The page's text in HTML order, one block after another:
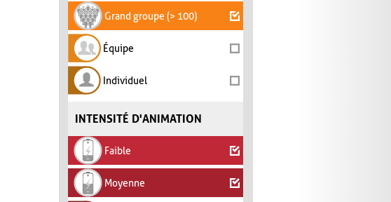
Grand groupe (> 100)
Équipe
Individuel
INTENSITÉ D'ANIMATION
Faible
Moyenne